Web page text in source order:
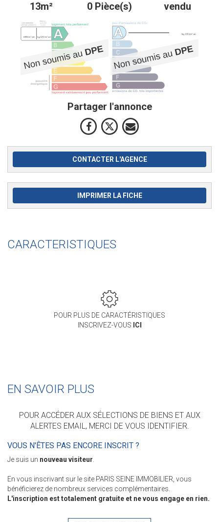
13m² 0 Pièce(s) vendu
Partager l'annonce
CONTACTER L'AGENCE
IMPRIMER LA FICHE
CARACTERISTIQUES
POUR PLUS DE CARACTÉRISTIQUES
INSCRIVEZ-VOUS ICI
EN SAVOIR PLUS
POUR ACCÉDER AUX SÉLECTIONS DE BIENS ET AUX
ALERTES EMAIL, MERCI DE VOUS IDENTIFIER.
VOUS N'ÊTES PAS ENCORE INSCRIT ?
Je suis un nouveau visiteur.
En vous inscrivant sur le site PARIS SEINE IMMOBILIER, vous
bénéficierez de nombreux services complémentaires.
L'inscription est totalement gratuite et ne vous engage en rien.